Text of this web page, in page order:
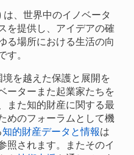
は、世界中のイノベータ
を提供し、アイデアの確
る場所における生活の向
。
境を越えた保護と展開を
ーターまた起業家たちを
また知的財産に関する最
めのフォーラムとして機
知的財産データと情報は
照されます。またそのイ